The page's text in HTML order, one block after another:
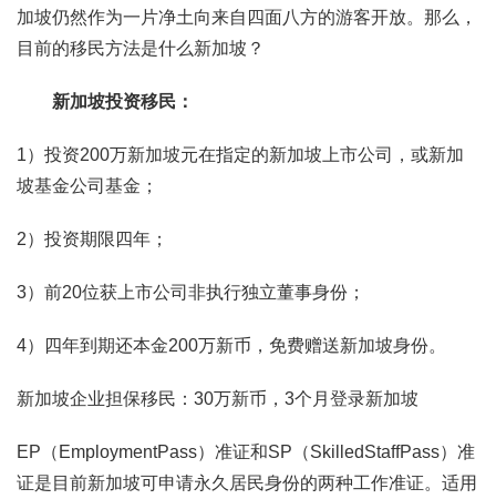
加坡仍然作为一片净土向来自四面八方的游客开放。那么，
目前的移民方法是什么新加坡？
新加坡投资移民：
1）投资200万新加坡元在指定的新加坡上市公司，或新加
坡基金公司基金；
2）投资期限四年；
3）前20位获上市公司非执行独立董事身份；
4）四年到期还本金200万新币，免费赠送新加坡身份。
新加坡企业担保移民：30万新币，3个月登录新加坡
EP（EmploymentPass）准证和SP（SkilledStaffPass）准
证是目前新加坡可申请永久居民身份的两种工作准证。适用